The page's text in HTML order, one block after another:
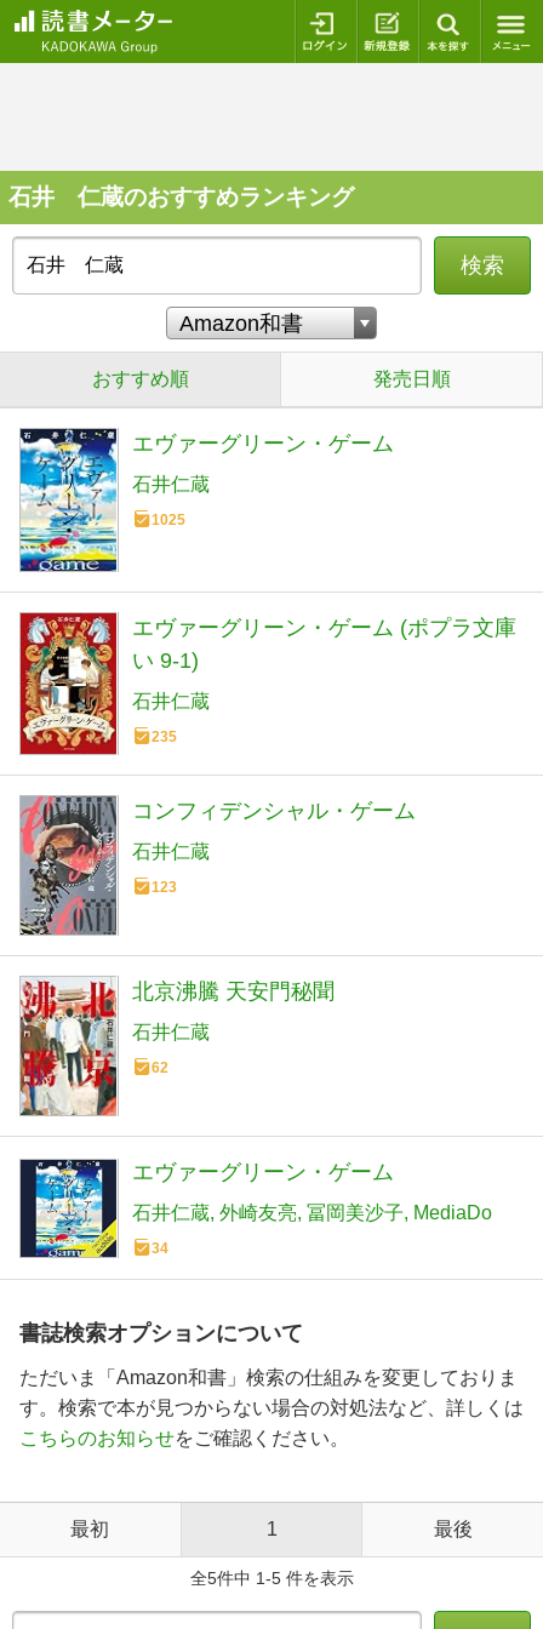
ログイン 新規登録
石井 仁蔵のおすすめランキング
検索
おすすめ順 発売日順
エヴァーグリーン・ゲーム
石井仁蔵
1025
エヴァーグリーン・ゲーム (ポプラ文庫
い 9-1)
石井仁蔵
235
コンフィデンシャル・ゲーム
石井仁蔵
123
北京沸騰 天安門秘聞
石井仁蔵
62
エヴァーグリーン・ゲーム
石井仁蔵 外崎友亮 冨岡美沙子 MediaDo
34
書誌検索オプションについて
ただいま「Amazon和書」検索の仕組みを変更しておりま
す。検索で本が見つからない場合の対処法など、詳しくは
こちらのお知らせをご確認ください。
最初 1 最後
全5件中 1-5 件を表示